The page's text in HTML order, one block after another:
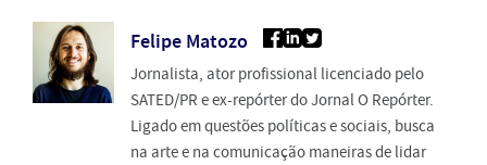
Felipe Matozo
Jornalista, ator profissional licenciado pelo
SATED/PR e ex-repórter do Jornal O Repórter.
Ligado em questões políticas e sociais, busca
na arte e na comunicação maneiras de lidar